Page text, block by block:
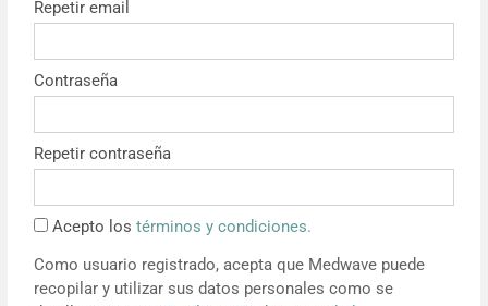
Noticias
Repetir email
Contraseña
Repetir contraseña
Acepto los términos y condiciones.
Como usuario registrado, acepta que Medwave puede
recopilar y utilizar sus datos personales como se